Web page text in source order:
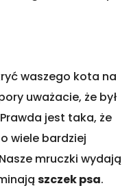
waszego kota na
uważacie, że był
jest taka, że
wiele bardziej
mruczki wydają
szczek psa.